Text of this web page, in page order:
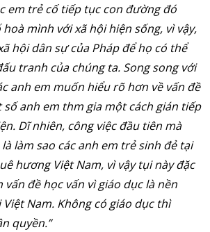
em trẻ cố tiếp tục con đường đó
mình với xã hội hiện sống, vì vậy,
hội dân sự của Pháp để họ có thể
tranh của chúng ta. Song song với
anh em muốn hiểu rõ hơn về vấn đề
số anh em thm gia một cách gián tiếp
Dĩ nhiên, công việc đầu tiên mà
làm sao các anh em trẻ sinh đẻ tại
hương Việt Nam, vì vậy tụi này đặc
đề học vấn vì giáo dục là nền
Nam. Không có giáo dục thì
quyền.”